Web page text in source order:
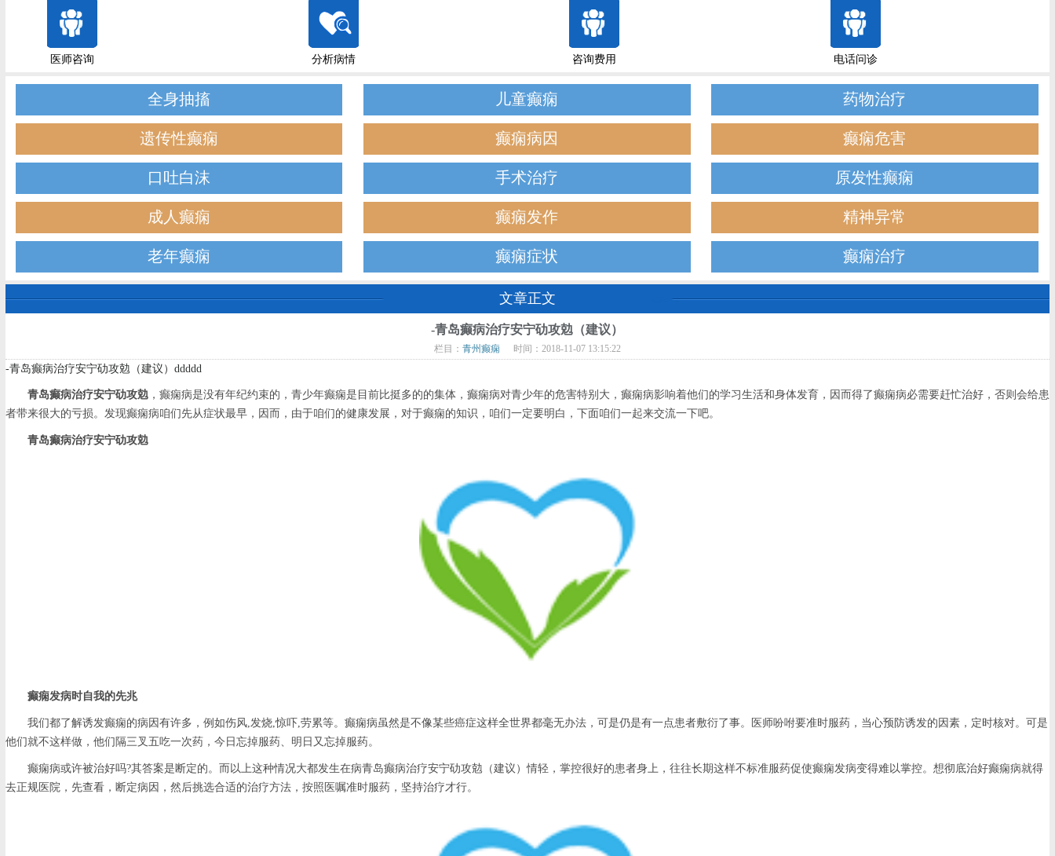
医师咨询 分析病情 咨询费用 电话问诊
全身抽搐 儿童癫痫 药物治疗
遗传性癫痫 癫痫病因 癫痫危害
口吐白沫 手术治疗 原发性癫痫
成人癫痫 癫痫发作 精神异常
老年癫痫 癫痫症状 癫痫治疗
文章正文
-青岛癫病治疗安宁劯攻勊（建议）
栏目： 青州癫痫 时间：2018-11-07 13:15:22
-青岛癫病治疗安宁劯攻勊（建议）ddddd
青岛癫病治疗安宁劯攻勊，癫痫病是没有年纪约束的，青少年癫痫是目前比挺多的的集体，癫痫病对青少年的危害特别大，癫痫病影响着他们的学习生活和身体发育，因而得了癫痫病必需要赶忙治好，否则会给患
者带来很大的亏损。发现癫痫病咱们先从症状最早，因而，由于咱们的健康发展，对于癫痫的知识，咱们一定要明白，下面咱们一起来交流一下吧。
青岛癫病治疗安宁劯攻勊
癫痫发病时自我的先兆
我们都了解诱发癫痫的病因有许多，例如伤风,发烧,惊吓,劳累等。癫痫病虽然是不像某些癌症这样全世界都毫无办法，可是仍是有一点患者敷衍了事。医师吩咐要准时服药，当心预防诱发的因素，定时核对。可是
他们就不这样做，他们隔三叉五吃一次药，今日忘掉服药、明日又忘掉服药。
癫痫病或许被治好吗?其答案是断定的。而以上这种情况大都发生在病青岛癫病治疗安宁劯攻勊（建议）情轻，掌控很好的患者身上，往往长期这样不标准服药促使癫痫发病变得难以掌控。想彻底治好癫痫病就得
去正规医院，先查看，断定病因，然后挑选合适的治疗方法，按照医嘱准时服药，坚持治疗才行。